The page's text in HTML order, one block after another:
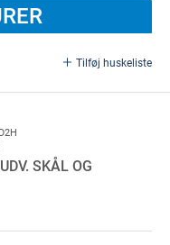
Tilføj huskeliste
SKÅL OG